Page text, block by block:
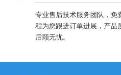
专业售后技术服务团队，免
程为您跟进订单进展，产品
后顾无忧。